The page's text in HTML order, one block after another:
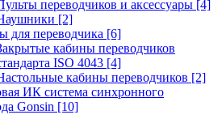
переводчиков и аксессуары [4]
[2]
для переводчика [6]
кабины переводчиков
ISO 4043 [4]
кабины переводчиков [2]
ИК система синхронного
Gonsin [10]